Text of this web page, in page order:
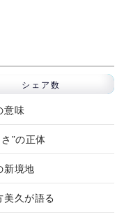
シェア数
意味
”の正体
新境地
美久が語る